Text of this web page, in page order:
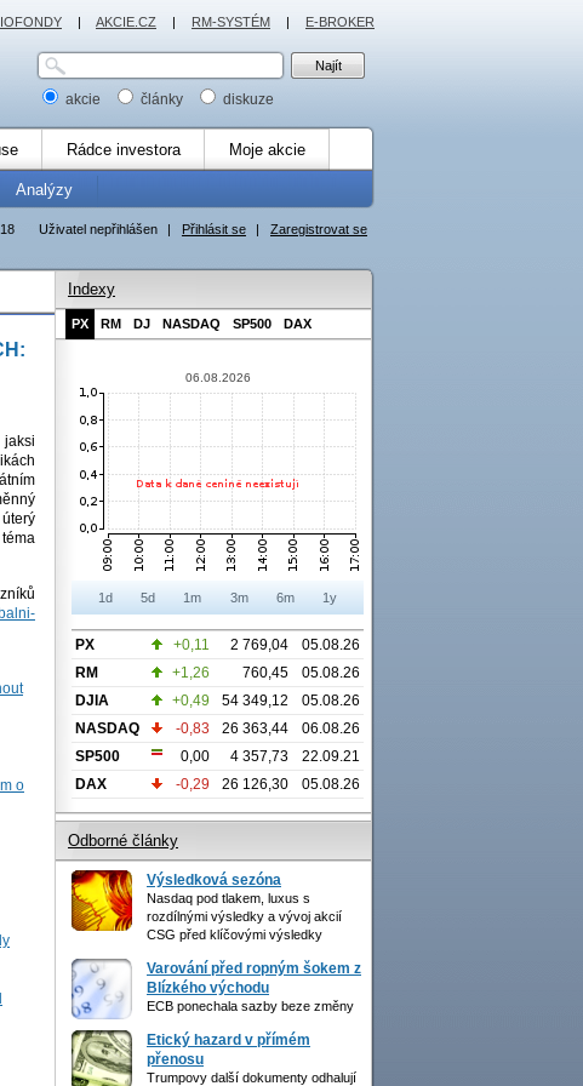
akcie články diskuze
Rádce investora Moje akcie
Analýzy
Uživatel nepřihlášen | Přihlásit se | Zaregistrovat se
o
Indexy
PX RM DJ NASDAQ SP500 DAX
06.08.2026
1d 5d 1m 3m 6m 1y
PX +0,11 2 769,04
05.08.26
RM
+1,26 760,45
05.08.26
DJIA
+0,49 54 349,12
05.08.26
NASDAQ
-0,83 26 363,44
06.08.26
SP500
0,00 4 357,73
22.09.21
DAX
-0,29 26 126,30 05.08.26
Odborné články
Výsledková sezóna
Nasdaq pod tlakem, luxus s
rozdílnými výsledky a vývoj akcií
CSG před klíčovými výsledky
Varování před ropným šokem z
Blízkého východu
ECB ponechala sazby beze změny
Etický hazard v přímém
přenosu
Trumpovy další dokumenty odhalují
| AKCIE.CZ | RM-SYSTÉM | E-BROKER